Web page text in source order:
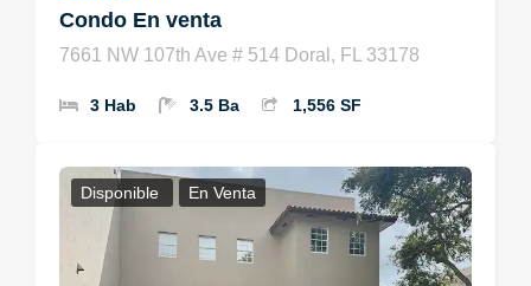
Condo En venta
7661 NW 107th Ave # 514 Doral, FL 33178
3 Hab 3.5 Ba 1,556 SF
Disponible En Venta